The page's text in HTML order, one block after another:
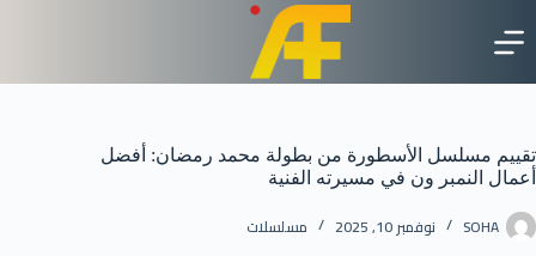
إلى
المحتوى
تقييم مسلسل الأسطورة من بطولة محمد رمضان: أفضل
أعمال النمبر ون في مسيرته الفنية
SOHA نوفمبر 10, 2025 مسلسلات